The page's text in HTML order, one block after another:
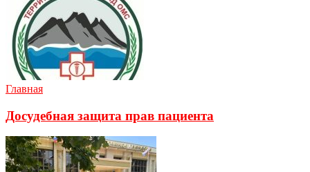
Главная
Досудебная защита прав пациента